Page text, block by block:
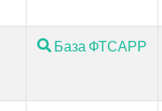
База ФТСАРР